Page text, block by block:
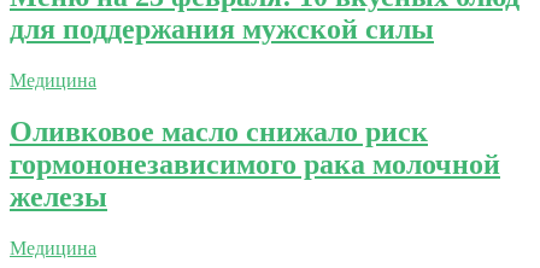
для поддержания мужской силы
Медицина
Оливковое масло снижало риск
гормононезависимого рака молочной
железы
Медицина